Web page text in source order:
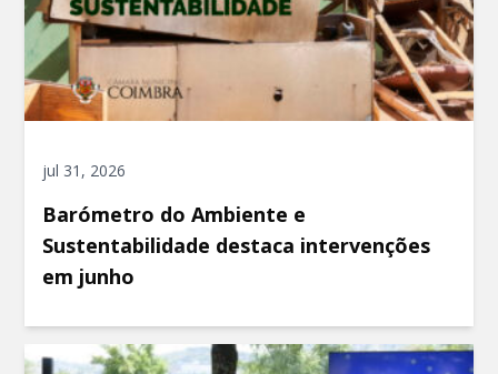
jul 31, 2026
Barómetro do Ambiente e
Sustentabilidade destaca intervenções
em junho